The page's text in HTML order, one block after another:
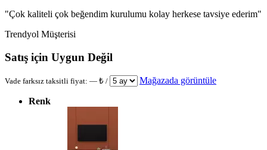
"Çok kaliteli çok beğendim kurulumu kolay herkese tavsiye ederim"
Trendyol Müşterisi
Satış için Uygun Değil
Vade farksız taksitli fiyat: — ₺ / Mağazada görüntüle
Renk